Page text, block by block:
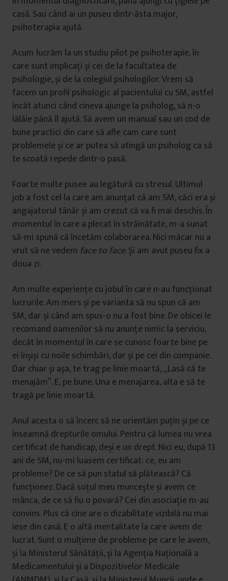
casă. Sau când ai un puseu dintr-ăsta major,
psihoterapia ajută.
Acum lucrăm la un studiu pilot pe psihoterapie, în
care sunt implicați și cei de la facultatea de
psihologie, și de la colegiul psihologilor. Vrem să
facem un profil psihologic al pacientului cu SM, astfel
încât atunci când cineva ajunge la psiholog, să n-o
lălăie până îl ajută. Să avem un manual sau un cod de
bune practici din care să afle cam care sunt
problemele și ce ar putea să atingă un psiholog ca să
te scoată repede dintr-o pasă.
Foarte multe pusee au legătură cu stresul. Ultimul
job a fost cel la care am anunțat că am SM, căci era și
angajatorul tânăr și am crezut că va fi mai deschis. În
momentul în care a plecat în străinătate, m-a sunat
să-mi spună că încetăm colaborarea. Nici măcar nu a
vrut să ne vedem face to face. Și am avut puseu fix a
doua zi.
Am multe experiențe cu jobul în care n-au funcționat
lucrurile. Am mers și pe varianta să nu spun că am
SM, dar și când am spus-o nu a fost bine. De obicei le
recomand oamenilor să nu anunțe nimic la serviciu,
decât în momentul în care se cunosc foarte bine pe
ei înșiși cu noile schimbări, dar și pe cei din companie.
Dar chiar și așa, te trag pe linie moartă, „Lasă că te
menajăm”. E, pe bune. Una e menajarea, alta e să te
tragă pe linie moartă.
Anul acesta o să încerc să ne orientăm puțin și pe ce
înseamnă drepturile omului. Pentru că lumea nu vrea
certificat de handicap, deși e un drept. Nici eu, după 13
ani de SM, nu-mi luasem certificat: ce, eu am
probleme? De ce să pun statul să plătească? Că
funcționez. Dacă soțul meu muncește și avem ce
mânca, de ce să fiu o povară? Cei din asociație m-au
convins. Plus că cine are o dizabilitate vizibilă nu mai
iese din casă. E o altă mentalitate la care avem de
lucrat. Sunt o mulțime de probleme pe care le avem,
și la Ministerul Sănătății, și la Agenția Națională a
Medicamentului și a Dispozitivelor Medicale